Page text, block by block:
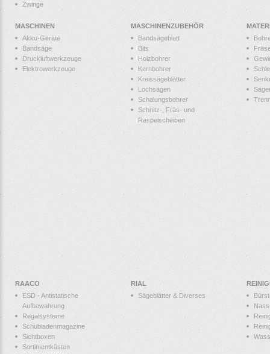
Zwinge
MASCHINEN
Akku-Geräte
Bandsäge
Druckluftwerkzeuge
Elektrowerkzeuge
MASCHINENZUBEHÖR
Bandsägeblatt
Bits
Holzbohrer
Kernbohrer
Kreissägeblätter
Lochsägen
Schalungsbohrer
Schnitz-, Fräs- und
Raspelscheiben
RAACO
ESD - Antistatische
Aufbewahrung
Regalsysteme
Schubladenmagazine
Sichtboxen
Sortimentkästen
RIAL
Sägeblätter & Diverses